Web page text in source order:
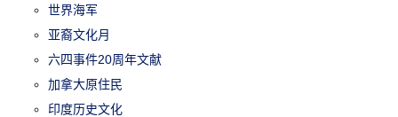
世界海军
亚裔文化月
六四事件20周年文献
加拿大原住民
印度历史文化